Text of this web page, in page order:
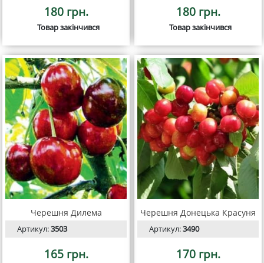
180 грн.
Товар закінчився
180 грн.
Товар закінчився
Черешня Дилема
Артикул:3503
165 грн.
Черешня Донецька Красуня
Артикул:3490
170 грн.